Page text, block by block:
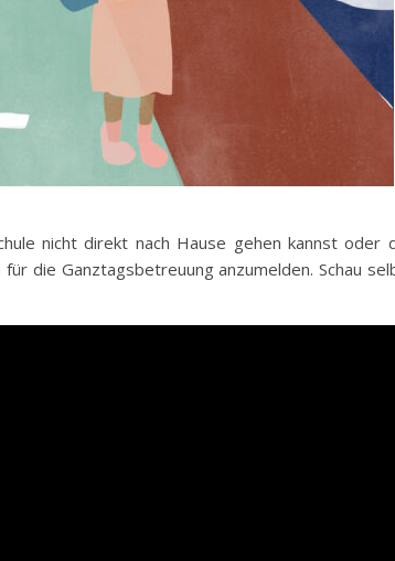
nicht direkt nach Hause gehen kannst oder
die Ganztagsbetreuung anzumelden. Schau